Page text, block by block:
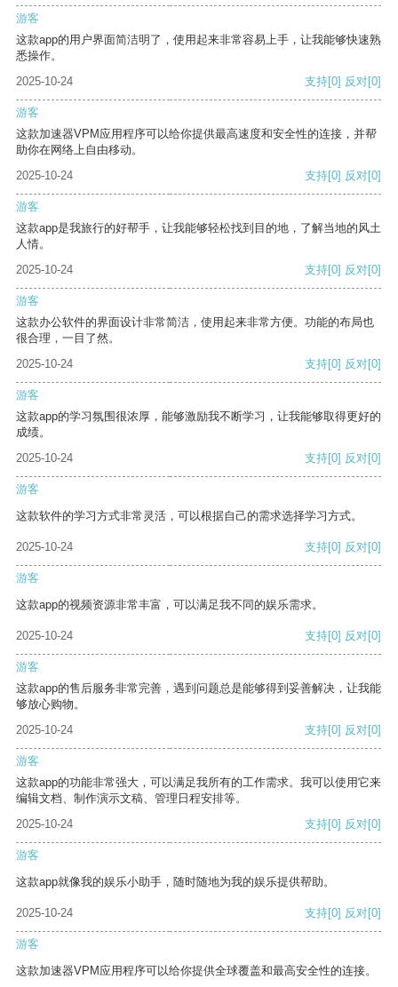
游客
这款app的用户界面简洁明了，使用起来非常容易上手，让我能够快速熟
悉操作。
2025-10-24
支持[0] 反对[0]
游客
这款加速器VPM应用程序可以给你提供最高速度和安全性的连接，并帮
助你在网络上自由移动。
2025-10-24
支持[0] 反对[0]
游客
这款app是我旅行的好帮手，让我能够轻松找到目的地，了解当地的风土
人情。
2025-10-24
支持[0] 反对[0]
游客
这款办公软件的界面设计非常简洁，使用起来非常方便。功能的布局也
很合理，一目了然。
2025-10-24
支持[0] 反对[0]
游客
这款app的学习氛围很浓厚，能够激励我不断学习，让我能够取得更好的
成绩。
2025-10-24
支持[0] 反对[0]
游客
这款软件的学习方式非常灵活，可以根据自己的需求选择学习方式。
2025-10-24 支持[0] 反对[0]
游客
这款app的视频资源非常丰富，可以满足我不同的娱乐需求。
2025-10-24 支持[0] 反对[0]
游客
这款app的售后服务非常完善，遇到问题总是能够得到妥善解决，让我能
够放心购物。
2025-10-24
支持[0] 反对[0]
游客
这款app的功能非常强大，可以满足我所有的工作需求。我可以使用它来
编辑文档、制作演示文稿、管理日程安排等。
2025-10-24
支持[0] 反对[0]
游客
这款app就像我的娱乐小助手，随时随地为我的娱乐提供帮助。
2025-10-24 支持[0] 反对[0]
游客
这款加速器VPM应用程序可以给你提供全球覆盖和最高安全性的连接。